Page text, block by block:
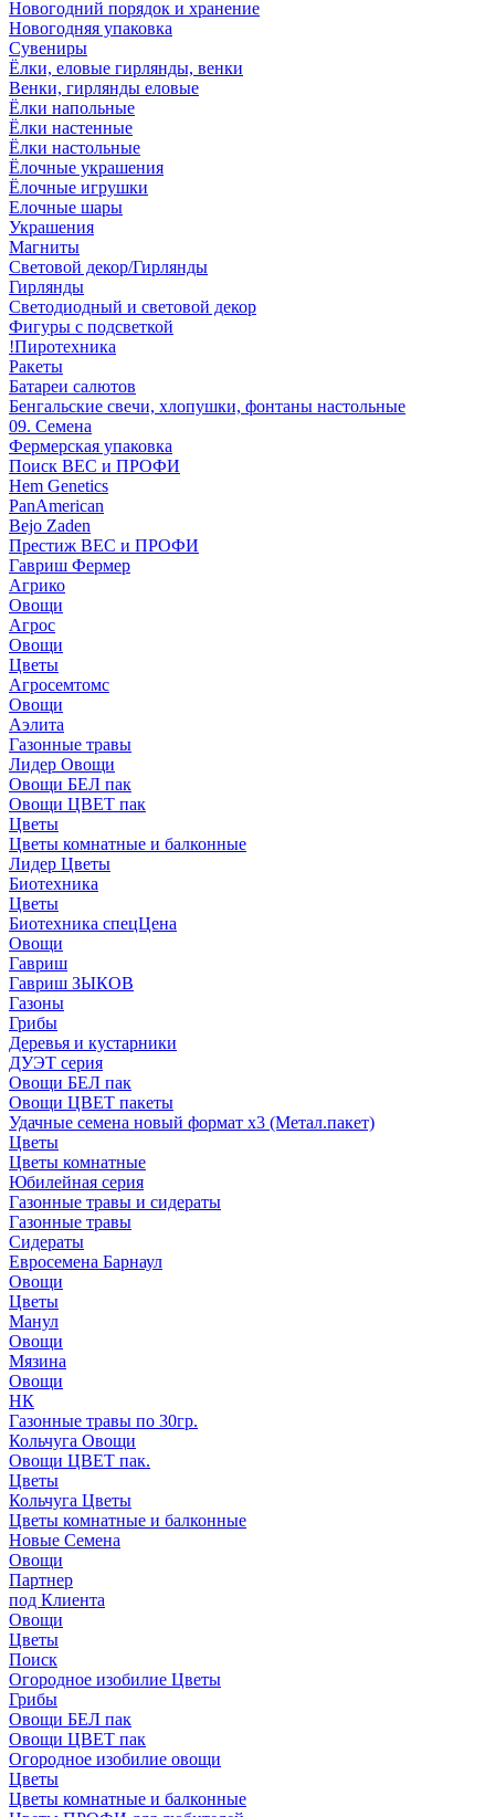
Новогодний порядок и хранение
Новогодняя упаковка
Сувениры
Ёлки, еловые гирлянды, венки
Венки, гирлянды еловые
Ёлки напольные
Ёлки настенные
Ёлки настольные
Ёлочные украшения
Ёлочные игрушки
Елочные шары
Украшения
Магниты
Световой декор/Гирлянды
Гирлянды
Светодиодный и световой декор
Фигуры с подсветкой
!Пиротехника
Ракеты
Батареи салютов
Бенгальские свечи, хлопушки, фонтаны настольные
09. Семена
Фермерская упаковка
Поиск ВЕС и ПРОФИ
Hem Genetics
PanAmerican
Bejo Zaden
Престиж ВЕС и ПРОФИ
Гавриш Фермер
Агрико
Овощи
Агрос
Овощи
Цветы
Агросемтомс
Овощи
Аэлита
Газонные травы
Лидер Овощи
Овощи БЕЛ пак
Овощи ЦВЕТ пак
Цветы
Цветы комнатные и балконные
Лидер Цветы
Биотехника
Цветы
Биотехника спецЦена
Овощи
Гавриш
Гавриш ЗЫКОВ
Газоны
Грибы
Деревья и кустарники
ДУЭТ серия
Овощи БЕЛ пак
Овощи ЦВЕТ пакеты
Удачные семена новый формат х3 (Метал.пакет)
Цветы
Цветы комнатные
Юбилейная серия
Газонные травы и сидераты
Газонные травы
Сидераты
Евросемена Барнаул
Овощи
Цветы
Манул
Овощи
Мязина
Овощи
НК
Газонные травы по 30гр.
Кольчуга Овощи
Овощи ЦВЕТ пак.
Цветы
Кольчуга Цветы
Цветы комнатные и балконные
Новые Семена
Овощи
Партнер
под Клиента
Овощи
Цветы
Поиск
Огородное изобилие Цветы
Грибы
Овощи БЕЛ пак
Овощи ЦВЕТ пак
Огородное изобилие овощи
Цветы
Цветы комнатные и балконные